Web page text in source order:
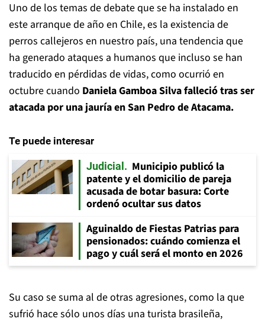
Uno de los temas de debate que se ha instalado en
este arranque de año en Chile, es la existencia de
perros callejeros en nuestro país, una tendencia que
ha generado ataques a humanos que incluso se han
traducido en pérdidas de vidas, como ocurrió en
octubre cuando Daniela Gamboa Silva falleció tras ser
atacada por una jauría en San Pedro de Atacama.
Te puede interesar
Judicial
Municipio publicó la
patente y el domicilio de pareja
acusada de botar basura: Corte
ordenó ocultar sus datos
Aguinaldo de Fiestas Patrias para
pensionados: cuándo comienza el
pago y cuál será el monto en 2026
Su caso se suma al de otras agresiones, como la que
sufrió hace sólo unos días una turista brasileña,